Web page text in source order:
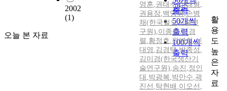
2002
(1)
오늘 본 자료
관순
출력
50개씩
출력
100개씩
출력
영훈,권태수,이태형 ,
권용장,백명휘,손병
채(한국철도기술연
구원),이종호,정경
렬 ,황정호,원병희 ,신
대영 ,김경택,박종성 ,
김미경(한국생산기
술연구원),송진 ,정인
대 ,박광복,박만수,곽
진선 ,탁현배 ,이오선 ,
활
용
도
높
은
자
료